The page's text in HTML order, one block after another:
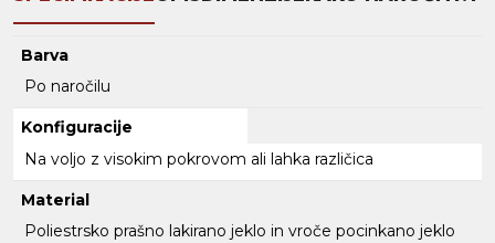
Barva
Po naročilu
Konfiguracije
Na voljo z visokim pokrovom ali lahka različica
Material
Poliestrsko prašno lakirano jeklo in vroče pocinkano jeklo